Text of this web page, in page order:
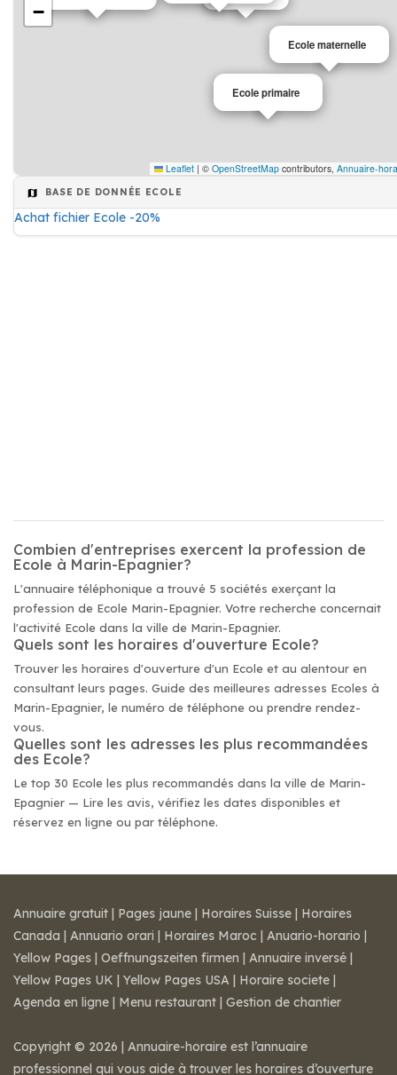
Ecole primaire
Ecole maternelle
−
Leaflet | © OpenStreetMap contributors, Annuaire-
BASE DE DONNÉE ECOLE
Achat fichier Ecole -20%
Combien d'entreprises exercent la profession de
Ecole à Marin-Epagnier?
L'annuaire téléphonique a trouvé 5 sociétés exerçant la
profession de Ecole Marin-Epagnier. Votre recherche concernait
l'activité Ecole dans la ville de Marin-Epagnier.
Quels sont les horaires d'ouverture Ecole?
Trouver les horaires d'ouverture d'un Ecole et au alentour en
consultant leurs pages. Guide des meilleures adresses Ecoles à
Marin-Epagnier, le numéro de téléphone ou prendre rendez-
vous.
Quelles sont les adresses les plus recommandées
des Ecole?
Le top 30 Ecole les plus recommandés dans la ville de Marin-
Epagnier — Lire les avis, vérifiez les dates disponibles et
réservez en ligne ou par téléphone.
Annuaire gratuit | Pages jaune | Horaires Suisse | Horaires
Canada | Annuario orari | Horaires Maroc | Anuario-horario |
Yellow Pages | Oeffnungszeiten firmen | Annuaire inversé |
Yellow Pages UK | Yellow Pages USA | Horaire societe |
Agenda en ligne | Menu restaurant | Gestion de chantier
Copyright © 2026 | Annuaire-horaire est l’annuaire
professionnel qui vous aide à trouver les horaires d’ouverture